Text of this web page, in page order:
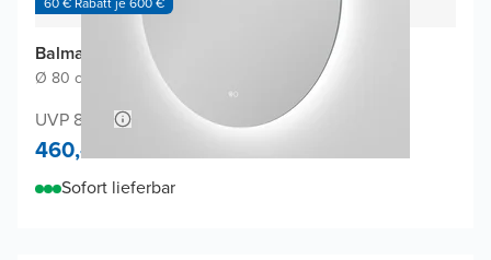
Balmani Giro Touch Badspiegel
Ø 80 cm Spiegel ohne Rahmen
UVP 820,-
460,-
Sofort lieferbar